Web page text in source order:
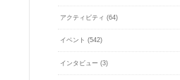
アクティビティ (64)
イベント (542)
インタビュー (3)